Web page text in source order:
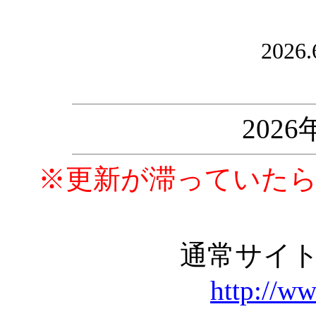
2026
※更新が滞っていた
通常サイ
http://